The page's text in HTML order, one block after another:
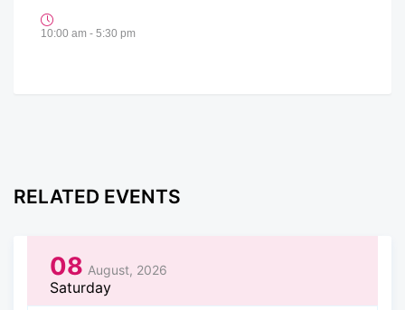
10:00 am - 5:30 pm
RELATED EVENTS
08 August, 2026
Saturday